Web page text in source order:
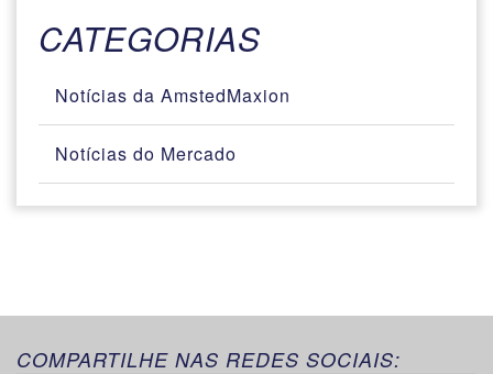
CATEGORIAS
Notícias da AmstedMaxion
Notícias do Mercado
COMPARTILHE NAS REDES SOCIAIS: